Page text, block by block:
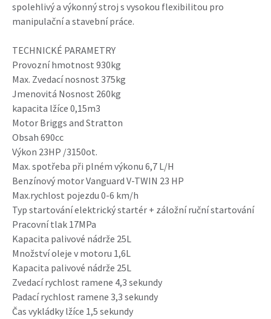
spolehlivý a výkonný stroj s vysokou flexibilitou pro
manipulační a stavební práce.
TECHNICKÉ PARAMETRY
Provozní hmotnost 930kg
Max. Zvedací nosnost 375kg
Jmenovitá Nosnost 260kg
kapacita lžíce 0,15m3
Motor Briggs and Stratton
Obsah 690cc
Výkon 23HP /3150ot.
Max. spotřeba při plném výkonu 6,7 L/H
Benzínový motor Vanguard V-TWIN 23 HP
Max.rychlost pojezdu 0-6 km/h
Typ startování elektrický startér + záložní ruční startování
Pracovní tlak 17MPa
Kapacita palivové nádrže 25L
Množství oleje v motoru 1,6L
Kapacita palivové nádrže 25L
Zvedací rychlost ramene 4,3 sekundy
Padací rychlost ramene 3,3 sekundy
Čas vykládky lžíce 1,5 sekundy